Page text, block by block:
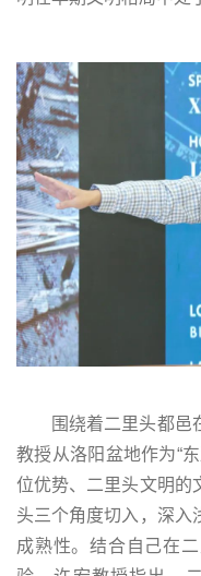
围绕着二里头都邑
教授从洛阳盆地作为“
位优势、二里头文明的
头三个角度切入，深入
成熟性。结合自己在